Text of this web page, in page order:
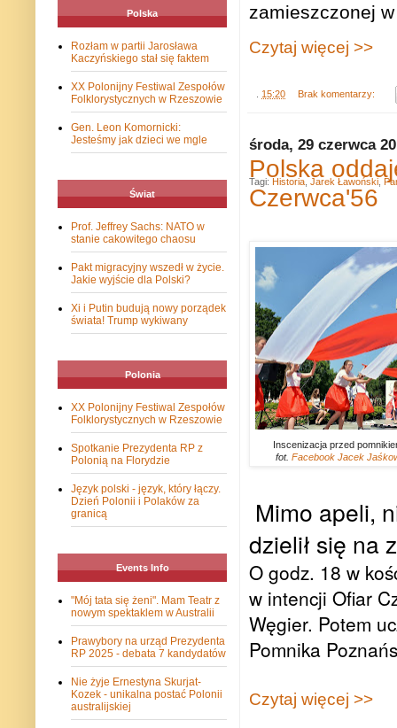
zamieszczonej
Czytaj więcej >>
15:20 Brak komentarzy:
środa, 29 czerwca
Polska
Czerwca'56
Inscenizacja przed
fot. Facebook Jacek
Mimo apeli,
dzielił się na
O godz. 18 w
w intencji Ofiar
Węgier. Potem
Pomnika
Czytaj więcej >>
Tagi: Historia, Jarek Ławoński,
Polska
Rozłam w partii Jarosława
Kaczyńskiego stał się faktem
XX Polonijny Festiwal Zespołów
Folklorystycznych w Rzeszowie
Gen. Leon Komornicki:
Jesteśmy jak dzieci we mgle
Świat
Prof. Jeffrey Sachs: NATO w
stanie cakowitego chaosu
Pakt migracyjny wszedł w życie.
Jakie wyjście dla Polski?
Xi i Putin budują nowy porządek
świata! Trump wykiwany
Polonia
XX Polonijny Festiwal Zespołów
Folklorystycznych w Rzeszowie
Spotkanie Prezydenta RP z
Polonią na Florydzie
Język polski - język, który łączy.
Dzień Polonii i Polaków za
granicą
Events Info
"Mój tata się żeni". Mam Teatr z
nowym spektaklem w Australii
Prawybory na urząd Prezydenta
RP 2025 - debata 7 kandydatów
Nie żyje Ernestyna Skurjat-
Kozek - unikalna postać Polonii
australijskiej